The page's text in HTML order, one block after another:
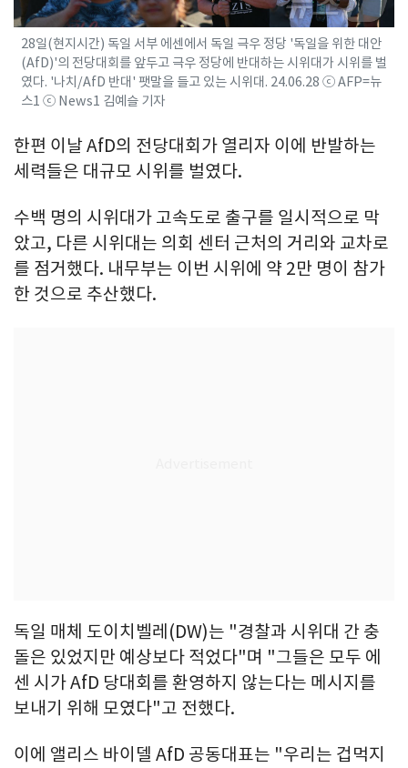
28일(현지시간) 독일 서부 에센에서 독일 극우 정당 '독일을 위한 대안
(AfD)'의 전당대회를 앞두고 극우 정당에 반대하는 시위대가 시위를 벌
였다. '나치/AfD 반대' 팻말을 들고 있는 시위대. 24.06.28 ⓒ AFP=뉴
스1 ⓒ News1 김예슬 기자
한편 이날 AfD의 전당대회가 열리자 이에 반발하는
세력들은 대규모 시위를 벌였다.
수백 명의 시위대가 고속도로 출구를 일시적으로 막
았고, 다른 시위대는 의회 센터 근처의 거리와 교차로
를 점거했다. 내무부는 이번 시위에 약 2만 명이 참가
한 것으로 추산했다.
독일 매체 도이치벨레(DW)는 "경찰과 시위대 간 충
돌은 있었지만 예상보다 적었다"며 "그들은 모두 에
센 시가 AfD 당대회를 환영하지 않는다는 메시지를
보내기 위해 모였다"고 전했다.
이에 앨리스 바이델 AfD 공동대표는 "우리는 겁먹지